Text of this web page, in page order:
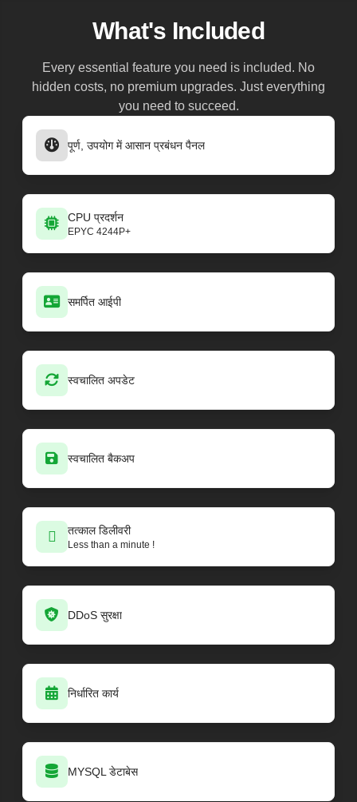
What's Included
Every essential feature you need is included. No
hidden costs, no premium upgrades. Just everything
you need to succeed.
पूर्ण, उपयोग में आसान प्रबंधन पैनल
CPU प्रदर्शन
EPYC 4244P+
समर्पित आईपी
स्वचालित अपडेट
स्वचालित बैकअप
तत्काल डिलीवरी
Less than a minute !
DDoS सुरक्षा
निर्धारित कार्य
MYSQL डेटाबेस